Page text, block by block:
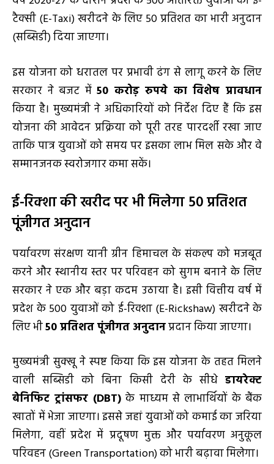
टैक्सी (E-Taxi) खरीदने के लिए 50 प्रतिशत का भारी अनुदान
(सब्सिडी) दिया जाएगा।
इस योजना को धरातल पर प्रभावी ढंग से लागू करने के लिए
सरकार ने बजट में50 करोड़ रुपये का विशेष प्रावधान
किया है। मुख्यमंत्री ने अधिकारियों को निर्देश दिए हैं कि इस
योजना की आवेदन प्रक्रिया को पूरी तरह पारदर्शी रखा जाए
ताकि पात्र युवाओं को समय पर इसका लाभ मिल सके और वे
सम्मानजनक स्वरोजगार कमा सकें।
ई-रिक्शा की खरीद पर भी मिलेगा 50 प्रतिशत
पूंजीगत अनुदान
पर्यावरण संरक्षण यानी ग्रीन हिमाचल के संकल्प को मजबूत
करने और स्थानीय स्तर पर परिवहन को सुगम बनाने के लिए
सरकार ने एक और बड़ा कदम उठाया है। इसी वित्तीय वर्ष में
प्रदेश के 500 युवाओं को ई-रिक्शा (E-Rickshaw) खरीदने के
लिए भी50 प्रतिशत पूंजीगत अनुदानप्रदान किया जाएगा।
मुख्यमंत्री सुक्खू ने स्पष्ट किया कि इस योजना के तहत मिलने
वाली सब्सिडी को बिना किसी देरी के सीधे डायरेक्ट
बेनिफिट ट्रांसफर (DBT) के माध्यम से लाभार्थियों के बैंक
खातों में भेजा जाएगा। इससे जहां युवाओं को कमाई का जरिया
मिलेगा, वहीं प्रदेश में प्रदूषण मुक्त और पर्यावरण अनुकूल
परिवहन (Green Transportation) को भारी बढ़ावा मिलेगा।